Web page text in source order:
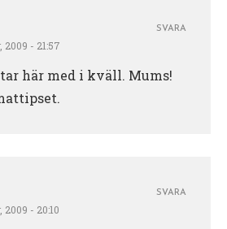
2009 - 21:57
här med i kväll. Mums!
SVARA
2009 - 20:10
SVARA